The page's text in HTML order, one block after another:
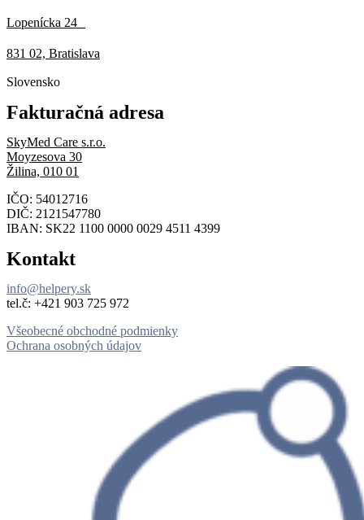
Lopenícka 24
831 02, Bratislava
Slovensko
Fakturačná adresa
SkyMed Care s.r.o.
Moyzesova 30
Žilina, 010 01
IČO: 54012716
DIČ: 2121547780
IBAN: SK22 1100 0000 0029 4511 4399
Kontakt
info@helpery.sk
tel.č: ‪+421 903 725 972
Všeobecné obchodné podmienky
Ochrana osobných údajov